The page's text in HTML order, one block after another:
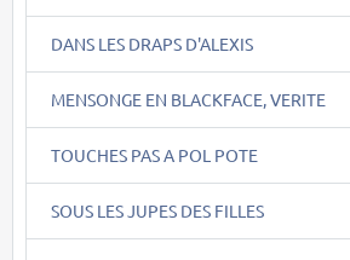
DANS LES DRAPS D'ALEXIS
MENSONGE EN BLACKFACE, VERITE
TOUCHES PAS A POL POTE
SOUS LES JUPES DES FILLES